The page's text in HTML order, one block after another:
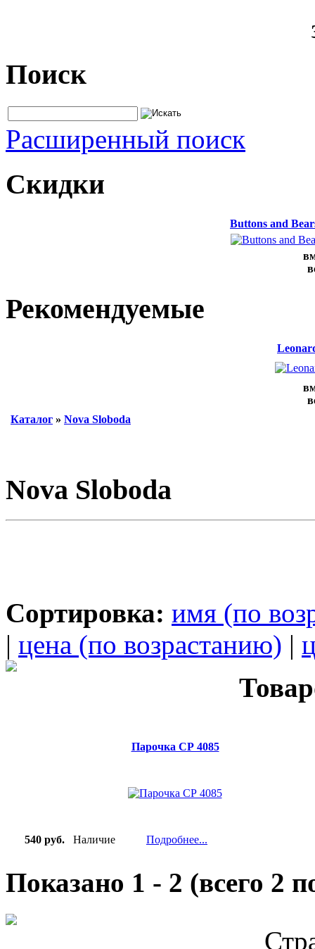
Поиск
Расширенный поиск
Скидки
Buttons and
Рекомендуемые
Каталог » Nova Sloboda
Nova Sloboda
Сортировка: имя (по
| цена (по возрастанию) |
Парочка СР 4085
540 руб. Наличие Подробнее...
Показано 1 - 2 (всего 2